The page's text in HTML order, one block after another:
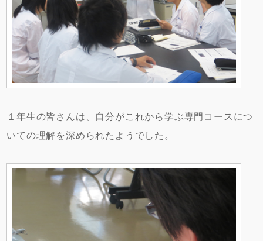
１年生の皆さんは、自分がこれから学ぶ専門コースにつ
いての理解を深められたようでした。